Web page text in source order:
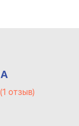
(1 отзыв)